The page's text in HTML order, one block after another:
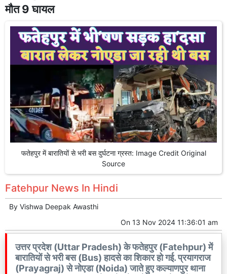
मौत 9 घायल
फतेहपुर में बारातियों से भरी बस दुर्घटना ग्रस्त: Image Credit Original
Source
Fatehpur News In Hindi
By Vishwa Deepak Awasthi
On 13 Nov 2024 11:36:01 am
उत्तर प्रदेश (Uttar Pradesh) के फतेहपुर (Fatehpur) में
बारातियों से भरी बस (Bus) हादसे का शिकार हो गई. प्रयागराज
(Prayagraj) से नोएडा (Noida) जाते हुए कल्याणपुर थाना